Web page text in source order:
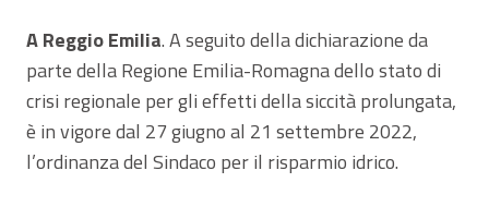
A Reggio Emilia. A seguito della dichiarazione da
parte della Regione Emilia-Romagna dello stato di
crisi regionale per gli effetti della siccità prolungata,
è in vigore dal 27 giugno al 21 settembre 2022,
l’ordinanza del Sindaco per il risparmio idrico.